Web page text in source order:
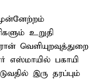
உறுதி
வெளியுறவுத்துறை
எஸ்மாயில் பகாயி
இரு தரப்பும்